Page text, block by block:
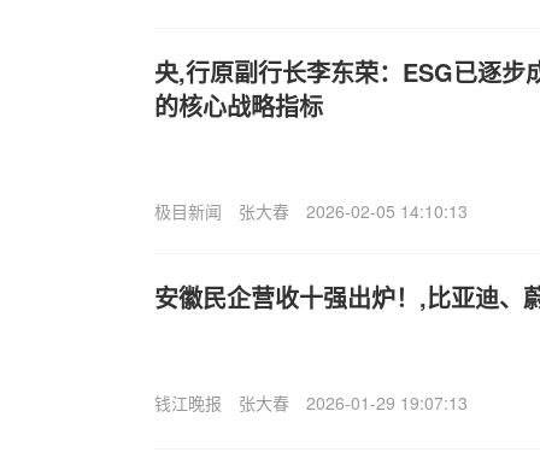
央,行原副行长李东荣：ESG已逐步
的核心战略指标
极目新闻 张大春 2026-02-05 14:10:13
安徽民企营收十强出炉！,比亚迪、
钱江晚报 张大春 2026-01-29 19:07:13